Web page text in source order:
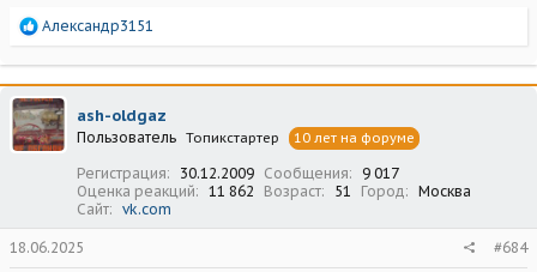
Р
а
к
ц
и
и
Александр3151
ash-oldgaz
Пользователь Топикстартер 10 лет на форуме
Регистрация 30.12.2009 Сообщения
9 017
Оценка реакций
11 862 Возраст 51 Город
Москва
Сайт
vk.com
18.06.2025 #684